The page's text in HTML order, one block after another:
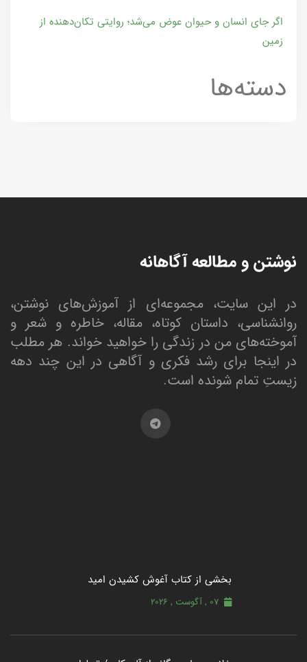
اگر جای انسان و حیوان عوض می‌شد؛ روایتی تکان‌دهنده از
زمین
دسته‌ها
نوشتن و مطالعه آگاهانه
در این سایت، مجموعه‌ای از آموزش‌های نوشتن،
روانشناسی، داستان کوتاه، مقاله، خاطره و شعر و
آموخته‌های من در زندگی را خواهید خواند. هر مطلب
در اینجا برای رشد فکری و آگاهی در این چند دهه
زیستِ تمام شونده است.
بخشی از کتاب آغوش کشیدن امید
07 , آگوست , 2026